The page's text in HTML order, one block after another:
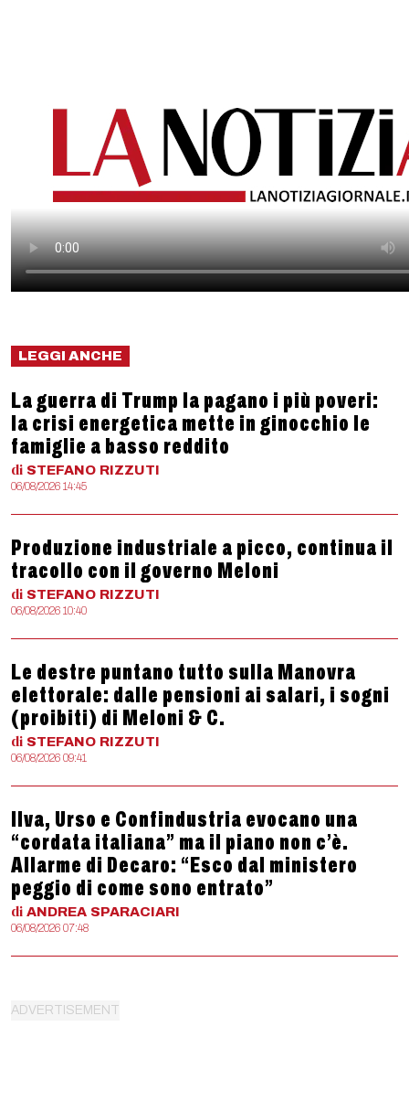
LEGGI ANCHE
La guerra di Trump la pagano i più poveri:
la crisi energetica mette in ginocchio le
famiglie a basso reddito
di STEFANO RIZZUTI
06/08/2026 14:45
Produzione industriale a picco, continua il
tracollo con il governo Meloni
di STEFANO RIZZUTI
06/08/2026 10:40
Le destre puntano tutto sulla Manovra
elettorale: dalle pensioni ai salari, i sogni
(proibiti) di Meloni & C.
di STEFANO RIZZUTI
06/08/2026 09:41
Ilva, Urso e Confindustria evocano una
“cordata italiana” ma il piano non c’è.
Allarme di Decaro: “Esco dal ministero
peggio di come sono entrato”
di ANDREA SPARACIARI
06/08/2026 07:48